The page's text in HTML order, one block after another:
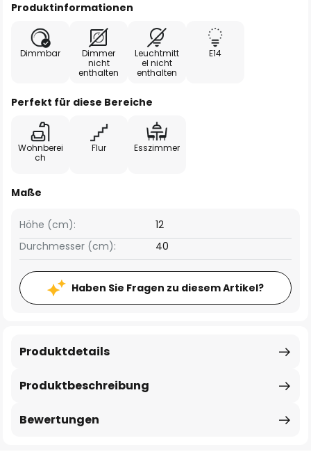
Produktinformationen
Dimmbar
Dimmer
nicht
enthalten
Leuchtmitt
el nicht
enthalten
E14
Perfekt für diese Bereiche
Wohnberei
ch
Flur Esszimmer
Maße
Höhe (cm):
12
Durchmesser (cm):
40
Haben Sie Fragen zu diesem Artikel?
Produktbeschreibung
Produktdetails
Bewertungen